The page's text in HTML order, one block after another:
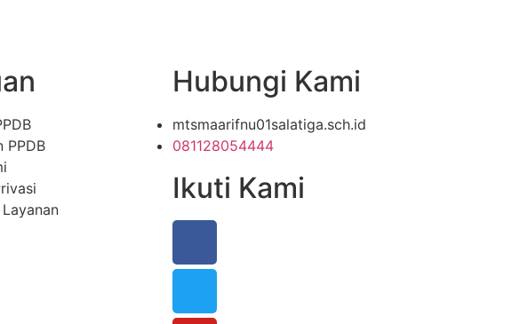
PPDB
Hubungi Kami
mtsmaarifnu01salatiga.sch.id
081128054444
Ikuti Kami